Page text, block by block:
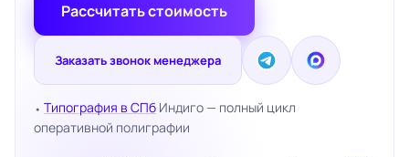
Рассчитать стоимость
Заказать звонок менеджера
⬩ Типография в СПб Индиго — полный цикл
оперативной полиграфии